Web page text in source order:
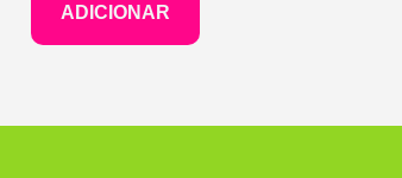
ADICIONAR